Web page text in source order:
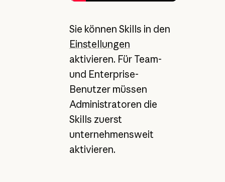
Sie können Skills in den
Einstellungen
aktivieren. Für Team-
und Enterprise-
Benutzer müssen
Administratoren die
Skills zuerst
unternehmensweit
aktivieren.